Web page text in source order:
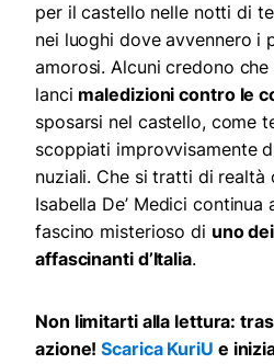
per il castello nelle notti di
nei luoghi dove avvennero i
amorosi. Alcuni credono
lanci maledizioni contro le
sposarsi nel castello, come
scoppiati improvvisamente
nuziali. Che si tratti di realtà
Isabella De’ Medici continua
fascino misterioso di uno
affascinanti d’Italia.
Non limitarti alla lettura:
azione!Scarica KuriU e